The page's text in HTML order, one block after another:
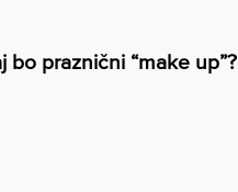
bo praznični “make up”?